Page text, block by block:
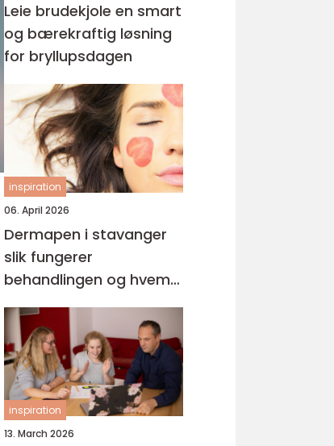
Leie brudekjole en smart
og bærekraftig løsning
for bryllupsdagen
inspiration
06. April 2026
Dermapen i stavanger
slik fungerer
behandlingen og hvem
den passer for
inspiration
13. March 2026